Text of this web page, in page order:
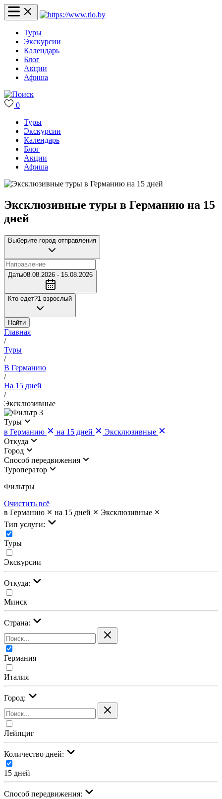
Туры
Экскурсии
Календарь
Блог
Акции
Афиша
0
Туры
Экскурсии
Календарь
Блог
Акции
Афиша
Эксклюзивные туры в Германию на 15
дней
Выберите город отправления
Даты08.08.2026 - 15.08.2026
Кто едет?1 взрослый
Найти
Главная
/
Туры
/
В Германию
/
На 15 дней
/
Эксклюзивные
3
Туры
в Германию
на 15 дней
Эксклюзивные
Откуда
Город
Cпособ передвижения
Туроператор
Фильтры
Очистить всё
в Германию
на 15 дней
Эксклюзивные
Тип услуги:
Туры
Экскурсии
Откуда:
Минск
Страна:
Германия
Италия
Город:
Лейпциг
Количество дней:
15 дней
Cпособ передвижения: